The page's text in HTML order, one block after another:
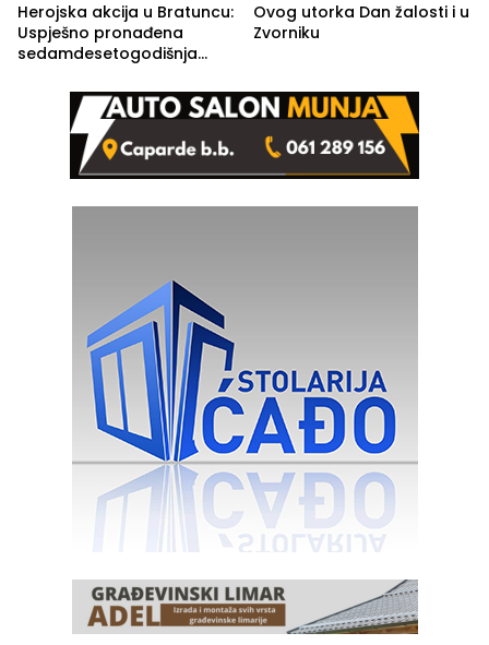
Herojska akcija u Bratuncu:
Uspješno pronađena
sedamdesetogodišnja
Kravice.
Ovog utorka Dan žalosti i u
Zvorniku